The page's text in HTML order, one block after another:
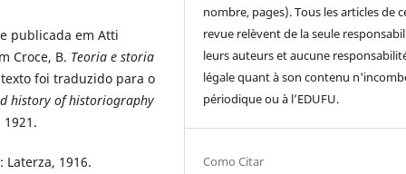
publicada em Atti
Croce, B. Teoria e storia
foi traduzido para o
history of historiography
Laterza, 1916.
nombre, pages). Tous les articles de
revue relèvent de la seule
leurs auteurs et aucune
légale quant à son contenu
périodique ou à l’EDUFU.
Como Citar